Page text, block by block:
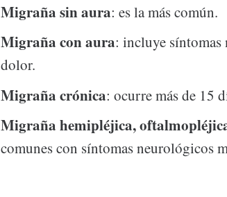
Migraña sin aura: es la más común.
Migraña con aura: incluye
dolor.
Migraña crónica: ocurre más de 15
Migraña hemipléjica,
comunes con síntomas neurológicos